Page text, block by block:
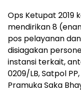
Ops Ketupat 2019
mendirikan 8
pos pelayanan
disiagakan
instansi terkait,
0209/LB, Satpol
Pramuka Saka